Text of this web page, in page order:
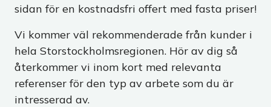
sidan för en kostnadsfri offert med fasta priser!
Vi kommer väl rekommenderade från kunder i
hela Storstockholmsregionen. Hör av dig så
återkommer vi inom kort med relevanta
referenser för den typ av arbete som du är
intresserad av.